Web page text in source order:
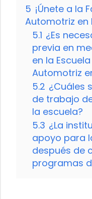
5 ¡Únete a la
Automotriz en
5.1 ¿Es
previa en
en la
Automotriz
5.2 ¿Cuáles
de trabajo
la escuela?
5.3 ¿La
apoyo para
después de
programas